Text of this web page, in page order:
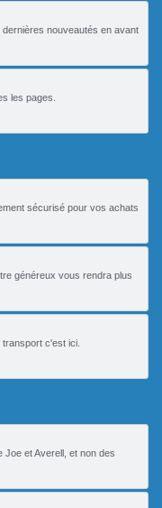
nouveautés en avant
les pages.
sécurisé pour vos achats
généreux vous rendra plus
c'est ici.
Joe et Averell, et non des